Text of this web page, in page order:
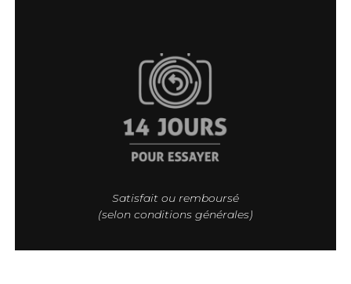
Satisfait ou remboursé
(selon conditions générales)